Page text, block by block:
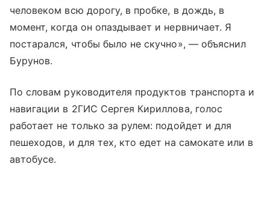
человеком всю дорогу, в пробке, в дождь, в
момент, когда он опаздывает и нервничает. Я
постарался, чтобы было не скучно», — объяснил
Бурунов.
По словам руководителя продуктов транспорта и
навигации в 2ГИС Сергея Кириллова, голос
работает не только за рулем: подойдет и для
пешеходов, и для тех, кто едет на самокате или в
автобусе.